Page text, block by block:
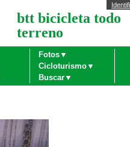
btt bicicleta todo
terreno
Fotos▼
Cicloturismo▼
Buscar▼